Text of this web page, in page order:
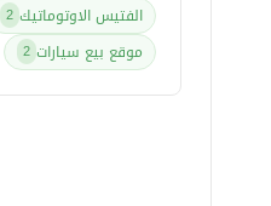
الفتيس الاوتوماتيك 2
موقع بيع سيارات 2